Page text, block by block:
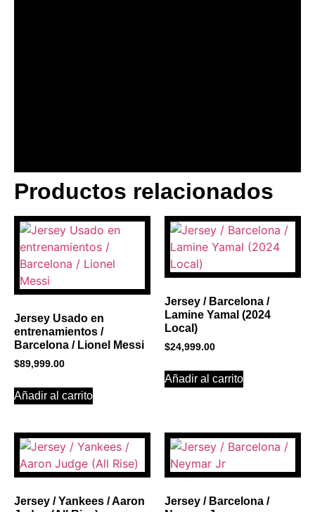
BANNER CON
PROMOCIONES 1
Click Here
Productos relacionados
Jersey Usado en
entrenamientos /
Barcelona / Lionel Messi
$89,999.00
Añadir al carrito
Jersey / Barcelona /
Lamine Yamal (2024
Local)
$24,999.00
Añadir al carrito
Jersey / Yankees / Aaron
Jersey / Barcelona /